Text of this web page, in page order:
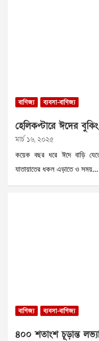
বাণিজ্য ব্যবসা-বাণিজ্য
হেলিকপ্টারে ঈদের
মার্চ ১৬, ২০২৫
কয়েক বছর ধরে ঈদে বাড়ি
যাতায়াতের ধকল এড়াতে ও সময়…
বাণিজ্য ব্যবসা-বাণিজ্য
৪০০ শতাংশ চূড়ান্ত